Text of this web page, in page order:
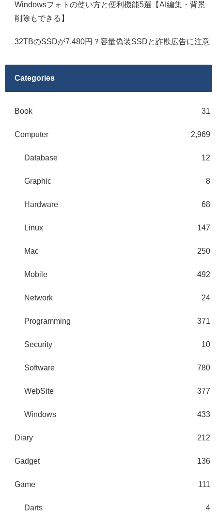
Windowsフォトの使い方と便利機能5選【AI編集・背景
削除もできる】
32TBのSSDが7,480円？容量偽装SSDと詐欺広告に注意
Categories
Book 31
Computer 2,969
Database 12
Graphic 8
Hardware 68
Linux 147
Mac 250
Mobile 492
Network 24
Programming 371
Security 10
Software 780
WebSite 377
Windows 433
Diary 212
Gadget 136
Game 111
Darts 4